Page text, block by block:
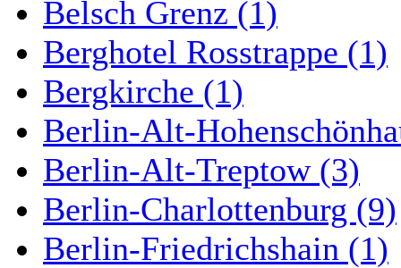
Belsch Grenz (1)
Berghotel Rosstrappe (1)
Bergkirche (1)
Berlin-Alt-
Berlin-Alt-Treptow (3)
Berlin-Charlottenburg (9)
Berlin-Friedrichshain (1)